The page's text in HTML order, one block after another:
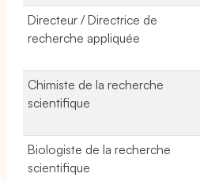
Directeur / Directrice de
recherche appliquée
Chimiste de la recherche
scientifique
Biologiste de la recherche
scientifique